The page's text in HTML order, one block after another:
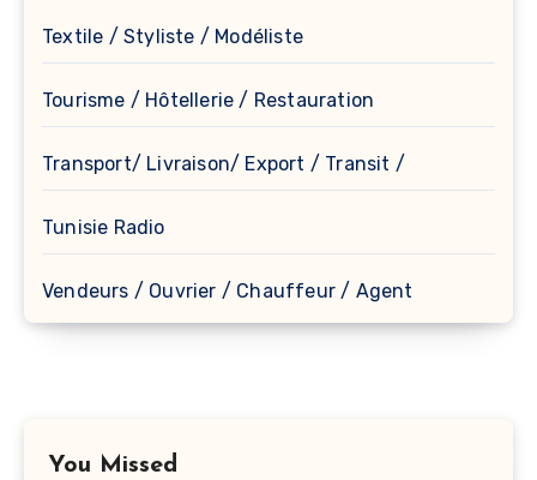
Textile / Styliste / Modéliste
Tourisme / Hôtellerie / Restauration
Transport/ Livraison/ Export / Transit /
Tunisie Radio
Vendeurs / Ouvrier / Chauffeur / Agent
You Missed